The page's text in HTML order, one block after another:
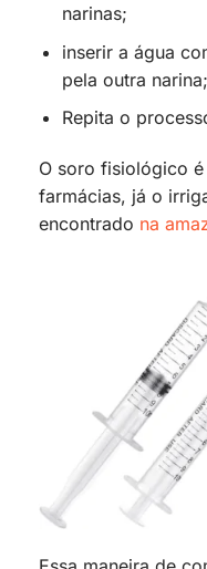
narinas;
inserir a água
pela outra narina;
Repita o
O soro fisiológico
farmácias, já o
encontrado na